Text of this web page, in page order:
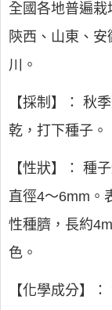
全國各地普遍栽
陝西、山東、
川。
【採制】： 秋
乾，打下種子。
【性狀】： 種
直徑4～6mm。
性種臍，長約
色。
【化學成分】